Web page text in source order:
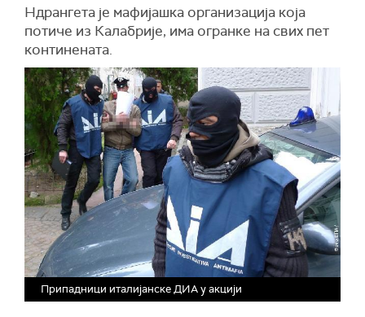
Ндрангета је мафијашка организација која
потиче из Калабрије, има огранке на свих пет
континената.
Припадници италијанске ДИА у акцији